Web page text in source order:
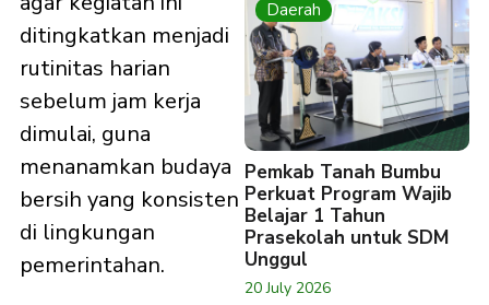
ditingkatkan menjadi
rutinitas harian
sebelum jam kerja
dimulai, guna
menanamkan budaya
bersih yang konsisten
di lingkungan
pemerintahan.
Daerah
Pemkab Tanah Bumbu
Perkuat Program Wajib
Belajar 1 Tahun
Prasekolah untuk SDM
Unggul
20 July 2026